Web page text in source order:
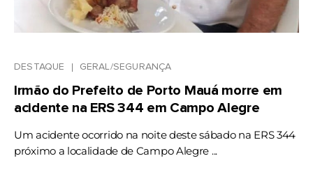
DESTAQUE GERAL/SEGURANÇA
Irmão do Prefeito de Porto Mauá morre em
acidente na ERS 344 em Campo Alegre
Um acidente ocorrido na noite deste sábado na ERS 344
próximo a localidade de Campo Alegre ...